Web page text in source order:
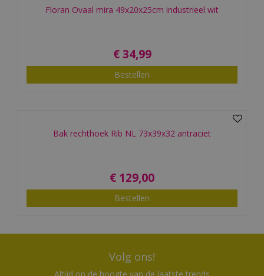
Floran Ovaal mira 49x20x25cm industrieel wit
€ 34,99
Bestellen
Bak rechthoek Rib NL 73x39x32 antraciet
€ 129,00
Bestellen
Volg ons!